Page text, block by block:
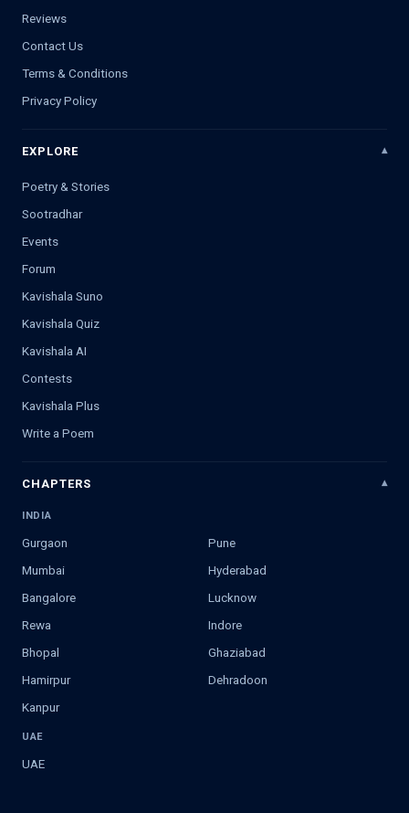
Reviews
Contact Us
Terms & Conditions
Privacy Policy
EXPLORE
Poetry & Stories
Sootradhar
Events
Forum
Kavishala Suno
Kavishala Quiz
Kavishala AI
Contests
Kavishala Plus
Write a Poem
CHAPTERS
INDIA
Gurgaon
Pune
Mumbai
Hyderabad
Bangalore
Lucknow
Rewa
Indore
Bhopal
Ghaziabad
Hamirpur
Dehradoon
Kanpur
UAE
UAE